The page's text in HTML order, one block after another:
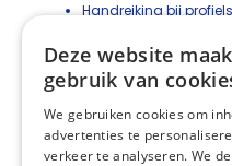
Handreikingbij
Contextprofielschets
Deel deze pagina:
Deze website
gebruik van
We gebruiken cookies om
advertenties te
verkeer te analyseren. We